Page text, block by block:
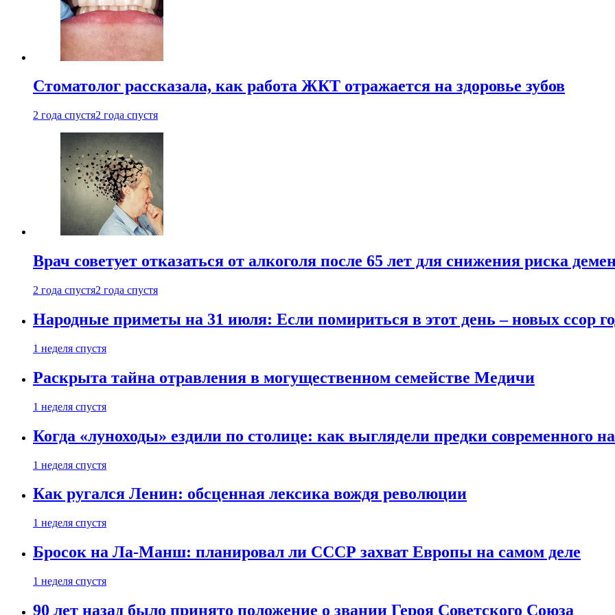
Стоматолог рассказала, как работа ЖКТ отражается на здоровье зубов
2 года спустя2 года спустя
Врач советует отказаться от алкоголя после 65 лет для снижения риска
2 года спустя2 года спустя
Народные приметы на 31 июля: Если помириться в этот день – новых ссор
1 неделя спустя
Раскрыта тайна отравления в могущественном семействе Медичи
1 неделя спустя
Когда «луноходы» ездили по столице: как выглядели предки современного
1 неделя спустя
Как ругался Ленин: обсценная лексика вождя революции
1 неделя спустя
Бросок на Ла-Манш: планировал ли СССР захват Европы на самом деле
1 неделя спустя
90 лет назад было принято положение о звании Героя Советского Союза